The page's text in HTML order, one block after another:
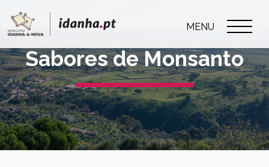
MENU
Sabores de Monsanto